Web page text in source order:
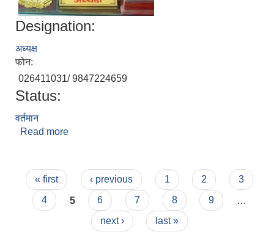
Designation:
अध्यक्ष
फोन:
026411031/ 9847224659
Status:
वर्तमान
Read more
Pages
« first ‹ previous 1 2
3
4
5 6 7 8 9
…
next ›
last »